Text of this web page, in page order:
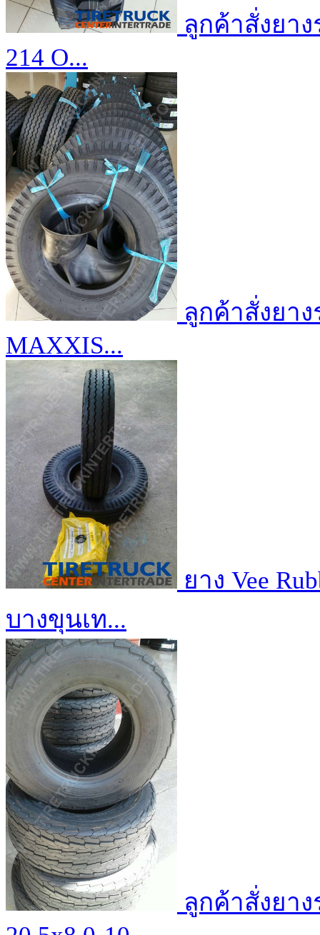
ลูกค้าสั่งยาง
214 O...
ลูกค้าสั่งยาง
MAXXIS...
ยาง Vee
บางขุนเท...
ลูกค้าสั่งยาง